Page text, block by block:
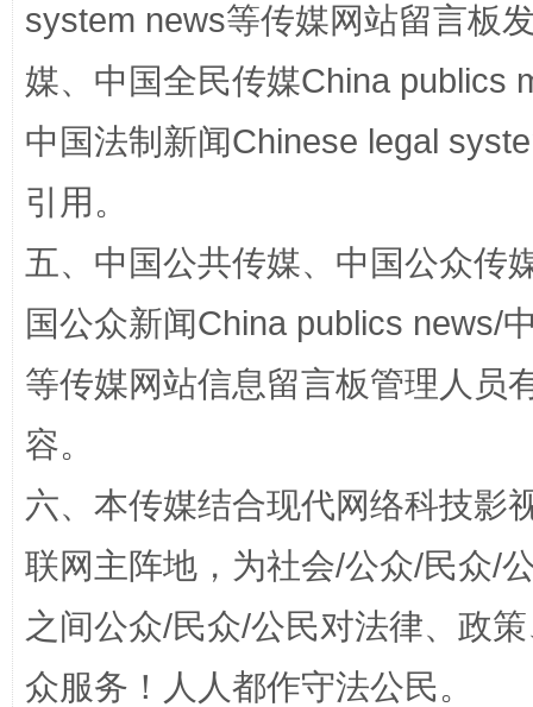
扯下公款旅游的“隐身衣” 如何以
“蜀中异人”王建安的艺术幻境
system news等传媒网站留言板
媒、中国全民传媒China publics
中国法制新闻Chinese legal
引用。
五、中国公共传媒、中国公众传
国公众新闻China publics news/
等传媒网站信息留言板管理人员
容。
六、本传媒结合现代网络科技影
联网主阵地，为社会/公众/民众/
之间公众/民众/公民对法律、政
众服务！人人都作守法公民。